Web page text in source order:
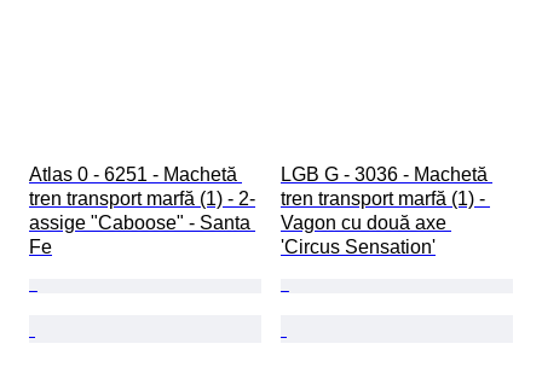
Atlas 0 - 6251 - Machetă
tren transport marfă (1) - 2-
assige "Caboose" - Santa
Fe
LGB G - 3036 - Machetă
tren transport marfă (1) -
Vagon cu două axe
'Circus Sensation'